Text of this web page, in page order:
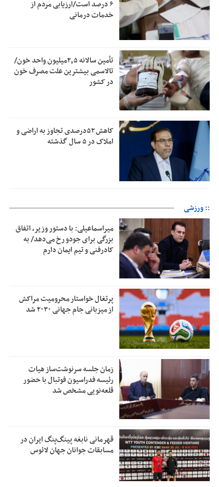
۶ درصد است/ارزیابی مردم از
خدمات درمانی
تأمین سالانه ۲٫۵میلیون واحد خون/
تالاسمی بیشترین علت مصرف‌ خون
در کشور
کاهش ۵۲درصدی تجاوز به اراضی و
املاک در ۵ سال گذشته
:: ورزشی
میراسماعیلی: با دستور وزیر، اتفاق
بزرگی برای جودو رخ می‌دهد/ به
کادرفنی و تیم ایمان دارم
پرتغال خواستار محرومیت مراکش
از میزبانی جام جهانی ۲۰۳۰ شد
زمان جلسه سرنوشت‌ساز هیات
رئیسه فدراسیون فوتبال با حضور
قلعه‌نویی مشخص شد
قهرمانی نابغه پینگ‌پنگ ایران در
مسابقات جوانان جهان لائوس